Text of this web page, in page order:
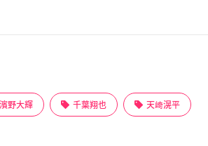
濱野大輝 千葉翔也 天﨑滉平